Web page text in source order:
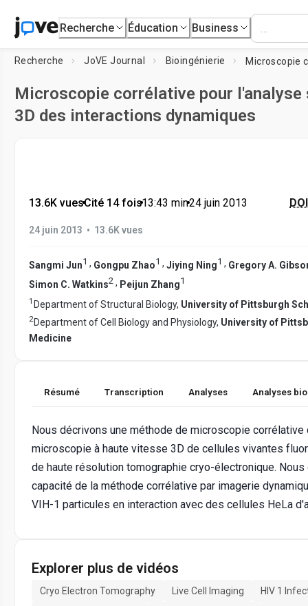
Recherche Éducation Business
Recherche JoVE Journal Bioingénierie
Microscopie corrélative pour
3D des interactions dynamiques
13.6K vues•Cité 14 fois•13:43 min•24 juin 2013
24 juin 2013 • 13.6K vues
Sangmi Jun1 , Gongpu Zhao1 , Jiying Ning1 , Gregory A.
Simon C. Watkins2 , Peijun Zhang1
1 Department of Structural Biology, University of Pittsburgh
2Department of Cell Biology and Physiology, University of
Medicine
Résumé Transcription Analyses Analyses
Nous décrivons une méthode de microscopie corrélative
microscopie à haute vitesse 3D de cellules vivantes
de haute résolution tomographie cryo-électronique.
capacité de la méthode corrélative par imagerie
VIH-1 particules en interaction avec des cellules HeLa
Explorer plus de vidéos
Cryo Electron Tomography Live Cell Imaging
HIV 1